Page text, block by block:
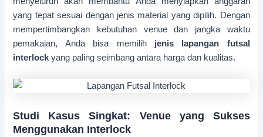
yang tepat sesuai dengan jenis material yang dipilih. Dengan
mempertimbangkan kebutuhan venue dan jangka waktu
pemakaian, Anda bisa memilih jenis lapangan futsal
interlock yang paling seimbang antara harga dan kualitas.
Studi Kasus Singkat: Venue yang Sukses
Menggunakan Interlock